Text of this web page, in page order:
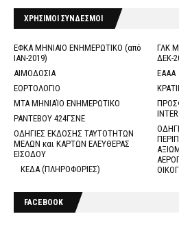
ΧΡΗΣΙΜΟΙ ΣΥΝΔΕΣΜΟΙ
ΕΦΚΑ ΜΗΝΙΑΙΟ ΕΝΗΜΕΡΩΤΙΚΟ (από
ΙΑΝ-2019)
ΓΛΚ
ΔΕΚ-
ΑΙΜΟΔΟΣΙΑ
ΕΑΑΑ
ΕΟΡΤΟΛΟΓΙΟ
ΜΤΑ ΜΗΝΙΑΊΟ ΕΝΗΜΕΡΩΤΙΚΟ
ΡΑΝΤΕΒΟΥ 424ΓΣΝΕ
ΟΔΗΓΙΕΣ ΕΚΔΟΣΗΣ ΤΑΥΤΟΤΗΤΩΝ
ΜΕΛΩΝ και ΚΑΡΤΩΝ ΕΛΕΥΘΕΡΑΣ
ΕΙΣΟΔΟΥ
ΚΕΔΑ (ΠΛΗΡΟΦΟΡΙΕΣ)
FACEBOOK